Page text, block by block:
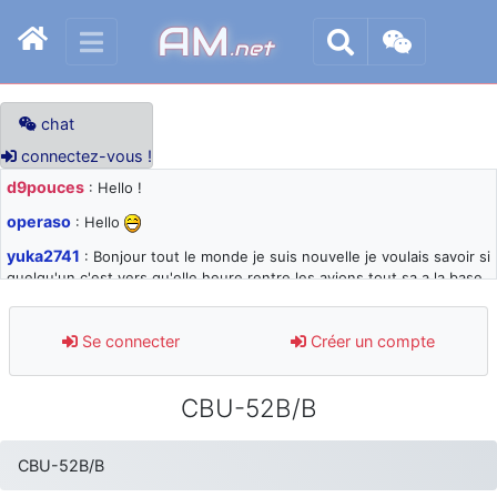
AM.net
chat
connectez-vous !
d9pouces : Hello !
operaso : Hello
yuka2741 : Bonjour tout le monde je suis nouvelle je voulais savoir si
quelqu'un c'est vers qu'elle heure rentre les avions tout sa a la base
d9pouces: désolé pour les quelques blocages du site ces derniers
jours : je teste des méthodes contre le spam et les bots trop nocifs
: Super, la nouvelle bannière
d9pouces: je suis un avion@,._,+ > lesquels ? je ne suis pas sûr de
comprendre
Se connecter Créer un compte
CBU-52B/B
CBU-52B/B